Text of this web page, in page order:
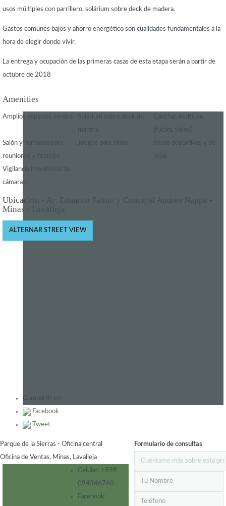
usos múltiples con parrillero, solárium sobre deck de madera.
Gastos comunes bajos y ahorro energético son cualidades fundamentales a la
hora de elegir donde vivir.
La entrega y ocupación de las primeras casas de esta etapa serán a partir de
octubre de 2018
Amenities
Amplios espacios verdes
Solárium sobre deck de
madera
Canchas multiuso
(futbol, vóley)
Salón y barbacoa para
reuniones y festejos
Juegos para niños
Áreas deportivas y de
relax
Vigilancia (monitoreo de
cámaras)
Ubicación - Av. Eduardo Fabini y Concejal Andres Nappa -
Minas - Lavalleja
Compartir en:
Facebook
Tweet
Parque de la Sierras - Oficina central
Oficina de Ventas, Minas, Lavalleja
Celular: +598
094346760
Facebook:
Formulario de consultas